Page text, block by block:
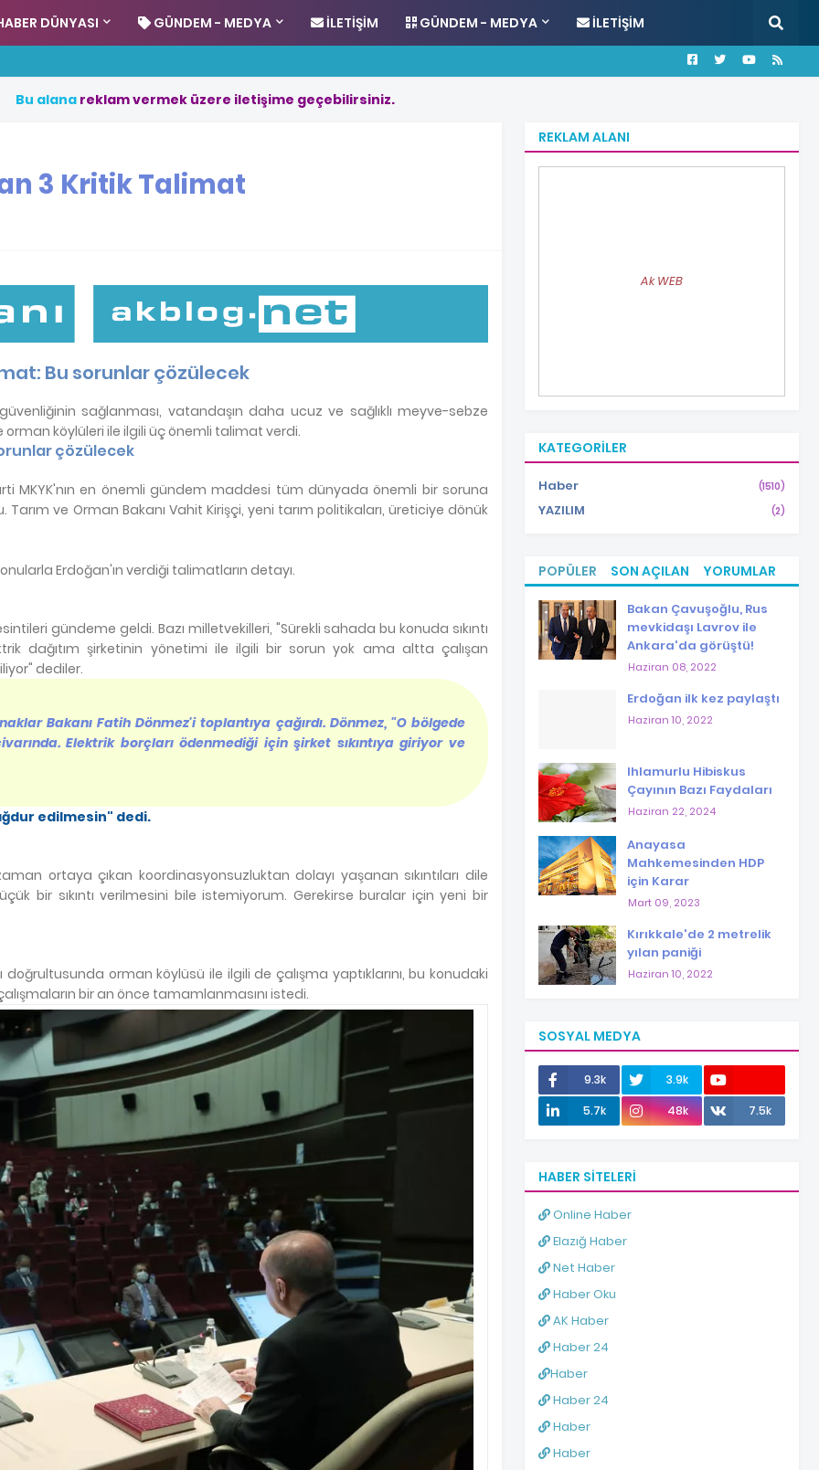
DÜNYASI GÜNDEM - MEDYA İLETIŞIM GÜNDEM - MEDYA İLETIŞIM
Bu alana reklamvermek üzere iletişime geçebilirsiniz.
3 Kritik Talimat
Bu sorunlar çözülecek
sağlanması, vatandaşın daha ucuz ve sağlıklı meyve-sebze
köylüleri ile ilgili üç önemli talimat verdi.
çözülecek
MKYK'nın en önemli gündem maddesi tüm dünyada önemli bir soruna
ve Orman Bakanı Vahit Kirişçi, yeni tarım politikaları, üreticiye dönük
Erdoğan'ın verdiği talimatların detayı.
gündeme geldi. Bazı milletvekilleri, "Sürekli sahada bu konuda sıkıntı
dağıtım şirketinin yönetimi ile ilgili bir sorun yok ama altta çalışan
dediler.
Bakanı Fatih Dönmez'i toplantıya çağırdı. Dönmez, "O bölgede
Elektrik borçları ödenmediği için şirket sıkıntıya giriyor ve
edilmesin" dedi.
ortaya çıkan koordinasyonsuzluktan dolayı yaşanan sıkıntıları dile
bir sıkıntı verilmesini bile istemiyorum. Gerekirse buralar için yeni bir
doğrultusunda orman köylüsü ile ilgili de çalışma yaptıklarını, bu konudaki
bir an önce tamamlanmasını istedi.
REKLAM ALANI
Ak WEB
KATEGORILER
Haber (1510)
YAZILIM (2)
POPÜLER SON AÇILAN YORUMLAR
Bakan Çavuşoğlu, Rus
mevkidaşı Lavrov ile
Ankara'da görüştü!
Haziran 08, 2022
Erdoğan ilk kez paylaştı
Haziran 10, 2022
Ihlamurlu Hibiskus
Çayının Bazı Faydaları
Haziran 22, 2024
Anayasa
Mahkemesinden HDP
için Karar
Mart 09, 2023
Kırıkkale'de 2 metrelik
yılan paniği
Haziran 10, 2022
SOSYAL MEDYA
9.3k
3.9k
12.0k
5.7k 48k 7.5k
HABER SITELERI
Online Haber
Elazığ Haber
Net Haber
Haber Oku
AK Haber
Haber 24
Haber
Haber 24
Haber
Haber